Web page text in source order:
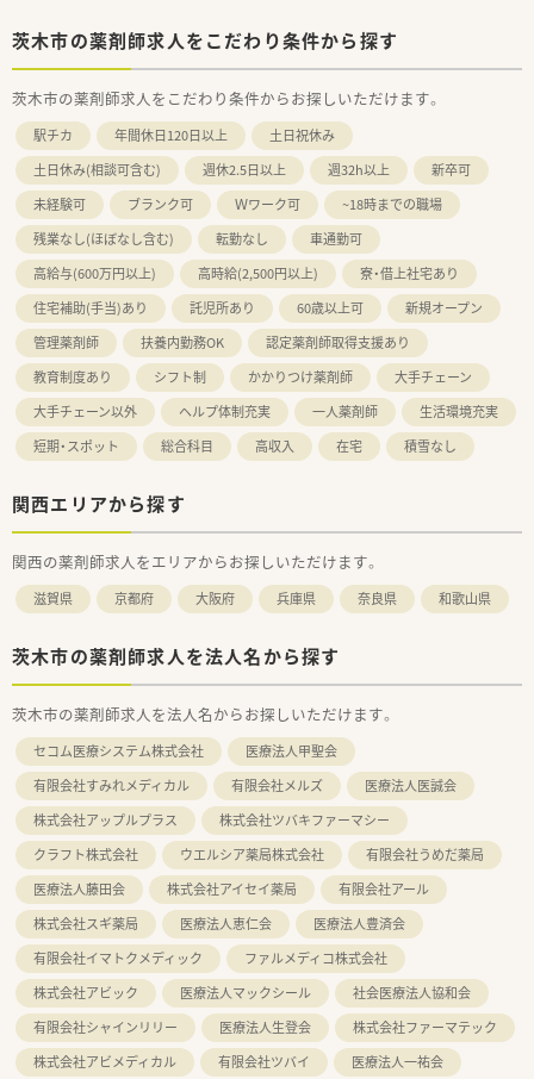
茨木市の薬剤師求人をこだわり条件から探す
茨木市の薬剤師求人をこだわり条件からお探しいただけます。
駅チカ 年間休日120日以上
土日祝休み
土日休み(相談可含む)
週休2.5日以上 週32h以上
新卒可
未経験可
ブランク可 Ｗワーク可
~18時までの職場
残業なし(ほぼなし含む)
転勤なし
車通勤可
高給与(600万円以上)
高時給(2,500円以上)
寮・借上社宅あり
住宅補助(手当)あり
託児所あり 60歳以上可
新規オープン
管理薬剤師
扶養内勤務OK
認定薬剤師取得支援あり
教育制度あり
シフト制 かかりつけ薬剤師
大手チェーン
大手チェーン以外
ヘルプ体制充実 一人薬剤師
生活環境充実
短期・スポット
総合科目 高収入 在宅 積雪なし
関西エリアから探す
関西の薬剤師求人をエリアからお探しいただけます。
滋賀県 京都府 大阪府 兵庫県 奈良県 和歌山県
茨木市の薬剤師求人を法人名から探す
茨木市の薬剤師求人を法人名からお探しいただけます。
セコム医療システム株式会社
医療法人甲聖会
有限会社すみれメディカル
有限会社メルズ
医療法人医誠会
株式会社アップルプラス
株式会社ツバキファーマシー
クラフト株式会社
ウエルシア薬局株式会社
有限会社うめだ薬局
医療法人藤田会
株式会社アイセイ薬局
有限会社アール
株式会社スギ薬局
医療法人恵仁会
医療法人豊済会
有限会社イマトクメディック
ファルメディコ株式会社
株式会社アビック
医療法人マックシール
社会医療法人協和会
有限会社シャインリリー
医療法人生登会
株式会社ファーマテック
株式会社アビメディカル
有限会社ツバイ
医療法人一祐会